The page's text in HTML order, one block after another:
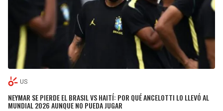
US
NEYMAR SE PIERDE EL BRASIL VS HAITÍ: POR QUÉ ANCELOTTI LO LLEVÓ AL
MUNDIAL 2026 AUNQUE NO PUEDA JUGAR